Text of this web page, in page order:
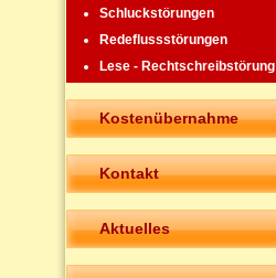
Schluckstörungen
Redeflussstörungen
Lese - Rechtschreibstörung
Kostenübernahme
Kontakt
Aktuelles